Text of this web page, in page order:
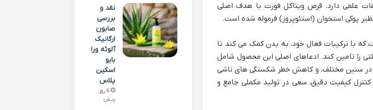
علمی دارد. قرص ویتاکل فورت با هدف اصلی
پوکی استخوان (استئوپروز) فرموله شده است.
با ترکیبات فعال خود، به بدن کمک می کند تا
را تامین کند. ادعاهای اصلی این محصول شامل
در سنین مختلف، و کاهش خطر شکستگی های ناشی
کیفیت دقیق، سعی در تولید مکملی جامع و
نقد و
بررسی
صابون
ارگانیک
آلوئه ورا
بایو
اسکین
پلاس
6 روز
پیش